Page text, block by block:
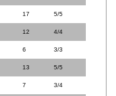
17 5/5
12 4/4
6 3/3
13 5/5
7 3/4